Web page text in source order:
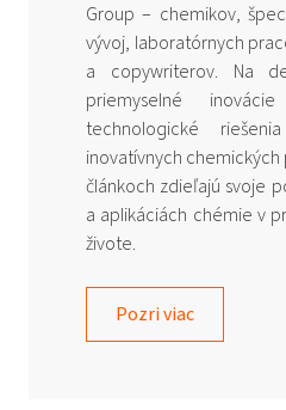
Group – chemikov,
vývoj, laboratórnych
a copywriterov. Na
priemyselné
technologické
inovatívnych chemických
článkoch zdieľajú svoje
a aplikáciách chémie v
živote.
Pozri viac